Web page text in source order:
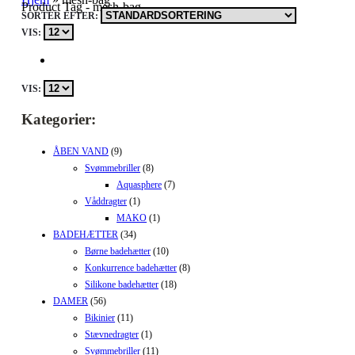
Product Tag - mesh-bag
SORTÉR EFTER:
VIS:
VIS:
Kategorier:
ÅBEN VAND (9)
Svømmebriller (8)
Aquasphere (7)
Våddragter (1)
MAKO (1)
BADEHÆTTER (34)
Børne badehætter (10)
Konkurrence badehætter (8)
Silikone badehætter (18)
DAMER (56)
Bikinier (11)
Stævnedragter (1)
Svømmebriller (11)